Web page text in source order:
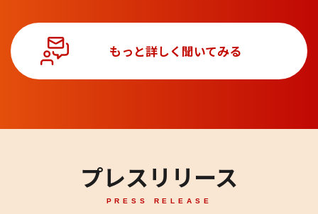
もっと詳しく聞いてみる
プレスリリース
PRESS RELEASE